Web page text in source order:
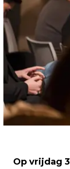
Op vrijdag